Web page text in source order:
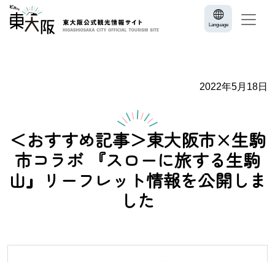
Language
2022年5月18日
＜おすすめ記事＞東大阪市×生駒
市コラボ 『スローに旅する生駒
山』リーフレット情報を公開しま
した